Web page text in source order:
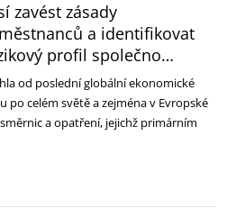
zavést zásady
a identifikovat
profil společno…
od poslední globální ekonomické
po celém světě a zejména v Evropské
a opatření, jejichž primárním